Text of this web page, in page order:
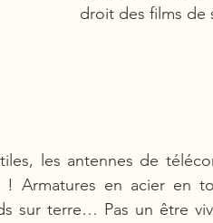
droit des films de
les antennes de
! Armatures en acier en
sur terre… Pas un être